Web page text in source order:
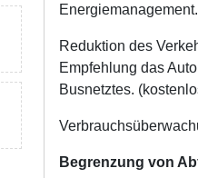
Energiemanagement.
Reduktion des
Empfehlung das
Busnetztes.
Begrenzung von